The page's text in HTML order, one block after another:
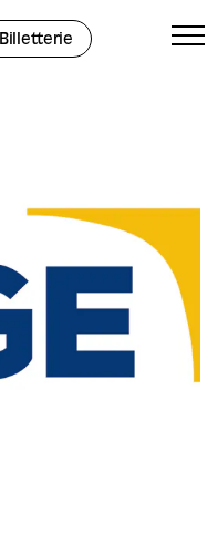
Billetterie